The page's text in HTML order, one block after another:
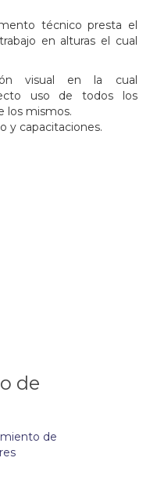
técnico presta el
en alturas el cual
visual en la cual
uso de todos los
los mismos.
y capacitaciones.
de